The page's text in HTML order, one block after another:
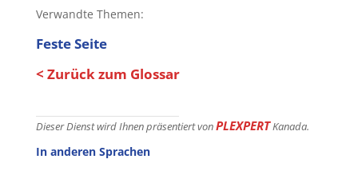
Verwandte Themen:
Feste Seite
< Zurück zum Glossar
Dieser Dienst wird Ihnen präsentiert vonPLEXPERTKanada.
In anderen Sprachen